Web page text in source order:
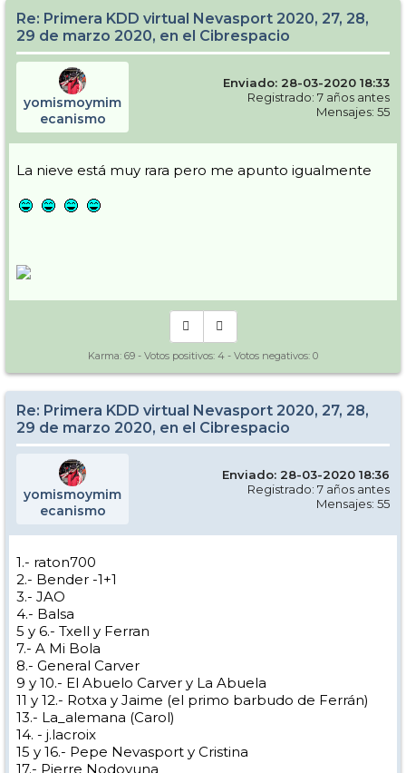
Re: Primera KDD virtual Nevasport 2020, 27, 28,
29 de marzo 2020, en el Cibrespacio
yomismoymim
ecanismo
Enviado: 28-03-2020 18:33
Registrado: 7 años antes
Mensajes: 55
La nieve está muy rara pero me apunto igualmente
Karma: 69 - Votos positivos: 4 - Votos negativos: 0
Re: Primera KDD virtual Nevasport 2020, 27, 28,
29 de marzo 2020, en el Cibrespacio
yomismoymim
ecanismo
Enviado: 28-03-2020 18:36
Registrado: 7 años antes
Mensajes: 55
1.- raton700
2.- Bender -1+1
3.- JAO
4.- Balsa
5 y 6.- Txell y Ferran
7.- A Mi Bola
8.- General Carver
9 y 10.- El Abuelo Carver y La Abuela
11 y 12.- Rotxa y Jaime (el primo barbudo de Ferrán)
13.- La_alemana (Carol)
14. - j.lacroix
15 y 16.- Pepe Nevasport y Cristina
17.- Pierre Nodoyuna